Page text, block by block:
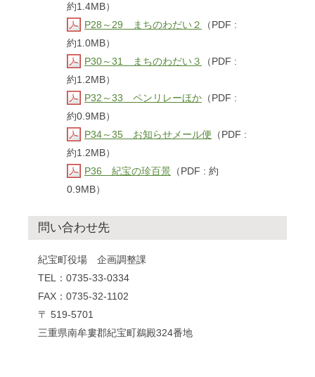
約1.4MB）
P28～29 まちのわだい２
（PDF :
約1.0MB）
P30～31 まちのわだい３
（PDF :
約1.2MB）
P32～33 ペンリレーほか （PDF :
約0.9MB）
P34～35 お知らせメール便 （PDF :
約1.2MB）
P36 紀宝の珍百景 （PDF : 約
0.9MB）
問い合わせ先
紀宝町役場 企画調整課
TEL：0735-33-0334
FAX：0735-32-1102
〒 519-5701
三重県南牟婁郡紀宝町鵜殿324番地